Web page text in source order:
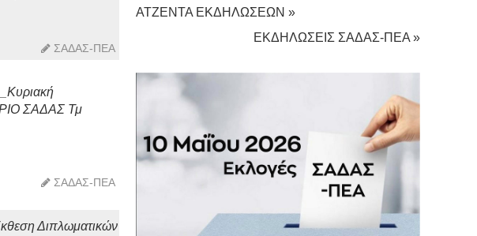
ΣΑΔΑΣ-ΠΕΑ
ΣΑΔΑΣ Τμ
ΣΑΔΑΣ-ΠΕΑ
Διπλωματικών
ΑΤΖΕΝΤΑ ΕΚΔΗΛΩΣΕΩΝ »
ΕΚΔΗΛΩΣΕΙΣ ΣΑΔΑΣ-ΠΕΑ »